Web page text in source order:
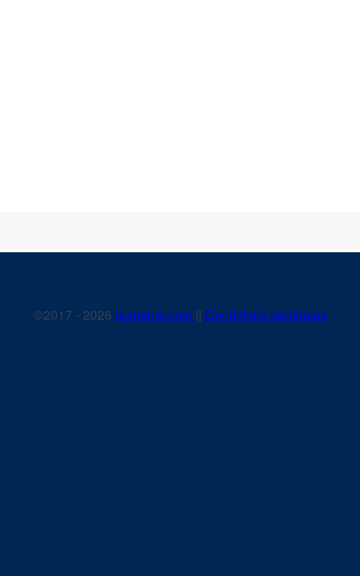
©2017 - 2026 la-mairie.com || Conditions générales